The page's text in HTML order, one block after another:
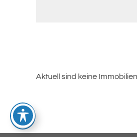
Aktuell sind keine